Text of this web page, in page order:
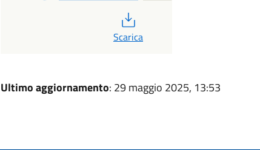
Scarica
Ultimo aggiornamento: 29 maggio 2025, 13:53